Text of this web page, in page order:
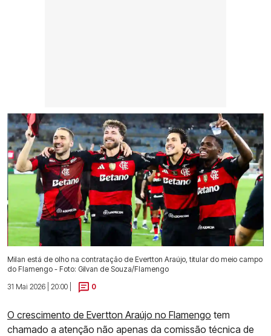
Milan está de olho na contratação de Evertton Araújo, titular do meio campo
do Flamengo - Foto: Gilvan de Souza/Flamengo
31 Mai 2026 | 20:00 |
0
O crescimento de Evertton Araújo no Flamengo tem
chamado a atenção não apenas da comissão técnica de